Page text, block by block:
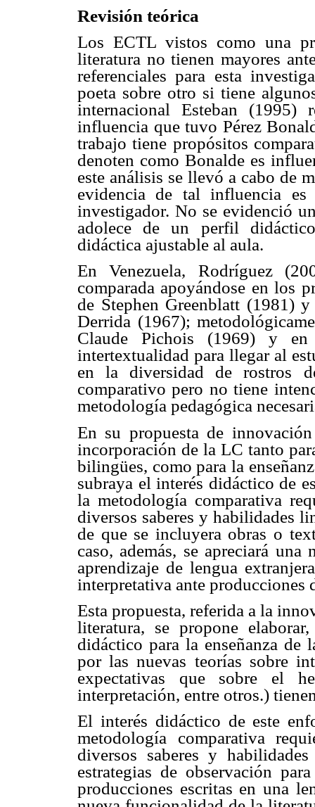
Revisión teórica
Los ECTL vistos como una
literatura no tienen mayores
referenciales para esta
poeta sobre otro si tiene
internacional Esteban
influencia que tuvo Pérez
trabajo tiene propósitos
denoten como Bonalde es
este análisis se llevó a cabo de
evidencia de tal influencia
investigador. No se evidenció
adolece de un perfil
didáctica ajustable al aula.
En Venezuela, Rodríguez
comparada apoyándose en los
de Stephen Greenblatt (1981)
Derrida (1967);
Claude Pichois (1969) y
intertextualidad para llegar al
en la diversidad de rostros
comparativo pero no tiene
metodología pedagógica
En su propuesta de
incorporación de la LC tanto
bilingües, como para la
subraya el interés didáctico de
la metodología comparativa
diversos saberes y habilidades
de que se incluyera obras o
caso, además, se apreciará
aprendizaje de lengua
interpretativa ante
Esta propuesta, referida a la
literatura, se propone
didáctico para la enseñanza de
por las nuevas teorías sobre
expectativas que sobre el
interpretación, entre otros.)
El interés didáctico de este
metodología comparativa
diversos saberes y
estrategias de observación
producciones escritas en una